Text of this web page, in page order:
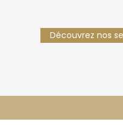
Découvrez nos